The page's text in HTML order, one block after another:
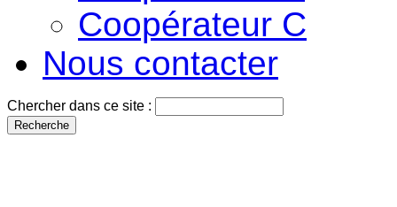
Coopérateur C
Nous contacter
Chercher dans ce site :